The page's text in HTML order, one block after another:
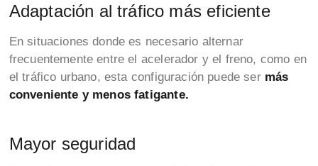
Adaptación al tráfico más eficiente
En situaciones donde es necesario alternar
frecuentemente entre el acelerador y el freno, como en
el tráfico urbano, esta configuración puede sermás
conveniente y menos fatigante.
Mayor seguridad